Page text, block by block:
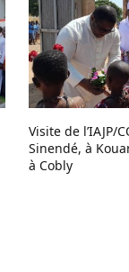
Visite de l’IAJP/
Sinendé, à
à Cobly